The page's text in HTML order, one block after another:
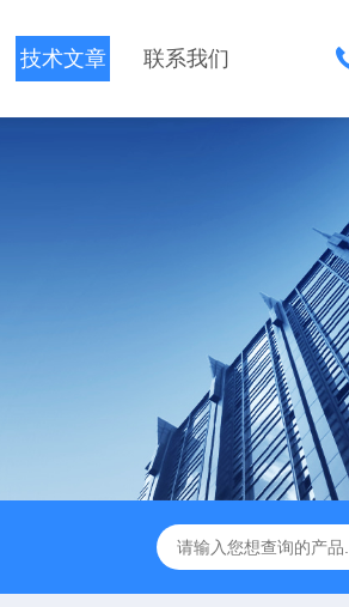
技术文章 联系我们
哈希HQ40D便携式多参数水质分